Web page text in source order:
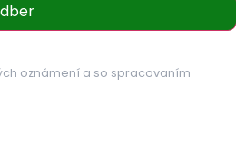
oznámení a so spracovaním